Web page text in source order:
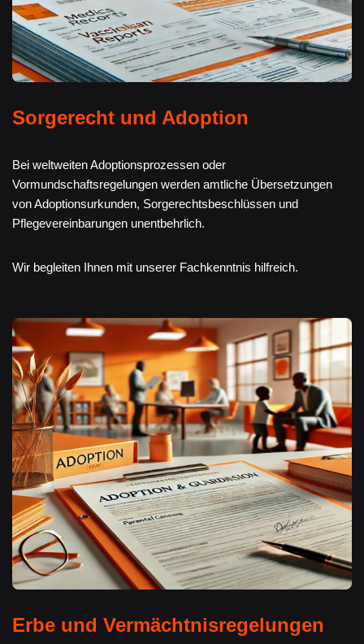
Sorgerecht und Adoption
Bei weltweiten Adoptionsprozessen oder
Vormundschaftsregelungen werden amtliche Übersetzungen
von Adoptionsurkunden, Sorgerechtsbeschlüssen und
Pflegevereinbarungen unentbehrlich.
Wir begleiten Ihnen mit unserer Fachkenntnis hilfreich.
Erbe und Vermächtnisregelungen